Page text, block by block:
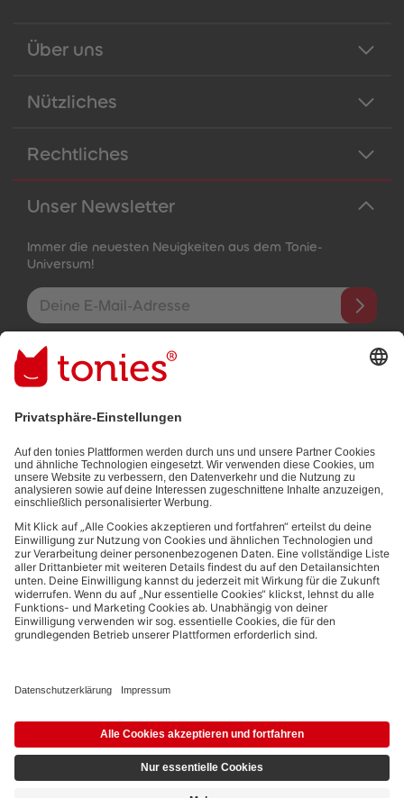
Über uns
Nützliches
Rechtliches
Unser Newsletter
Immer die neuesten Neuigkeiten aus dem Tonie-
Universum!
E-Mail-Addresse
Mit dem Absenden abonnierst du unseren E-Mail-Newsletter, der
auf den von dir bereitgestellten Informationen (z.B. Account-
informationen) und den von dir zu Werbezwecken bereitgestellten
Datenschutzbestimmungen.
Bezahlmethoden:
Links zu sozialen Netzwerken
Die Nutzung der Inhalte für Text- und Data-Mining von (generativen) KI
Zusammenhang ausdrücklich vorbehalten und daher verboten.